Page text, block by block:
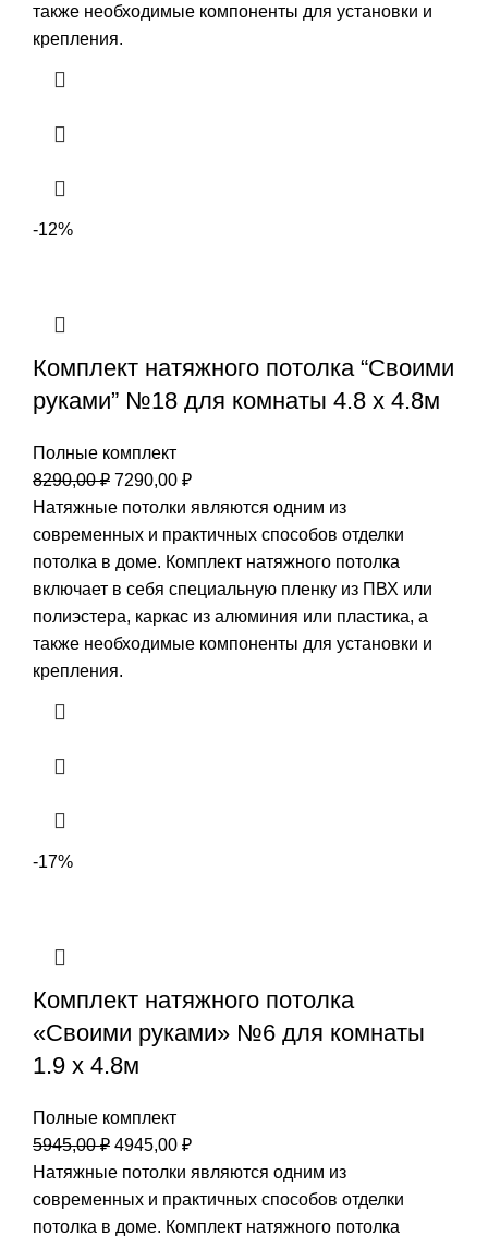
также необходимые компоненты для установки и
крепления.
-12%
Комплект натяжного потолка “Своими
руками” №18 для комнаты 4.8 х 4.8м
Полные комплект
8290,00₽ Первоначальная
цена
составляла
8290,00 ₽.
7290,00 ₽Текущая
цена:
7290,00 ₽.
Натяжные потолки являются одним из
современных и практичных способов отделки
потолка в доме. Комплект натяжного потолка
включает в себя специальную пленку из ПВХ или
полиэстера, каркас из алюминия или пластика, а
также необходимые компоненты для установки и
крепления.
-17%
Комплект натяжного потолка
«Своими руками» №6 для комнаты
1.9 х 4.8м
Полные комплект
5945,00₽ Первоначальная
цена
составляла
5945,00 ₽.
4945,00 ₽Текущая
цена:
4945,00 ₽.
Натяжные потолки являются одним из
современных и практичных способов отделки
потолка в доме. Комплект натяжного потолка